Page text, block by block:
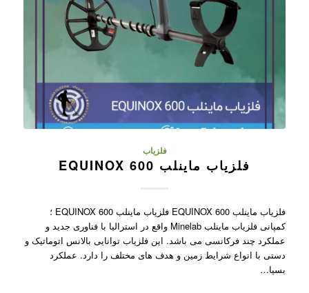
فلزیاب
فلزیاب ماینلب EQUINOX 600
فلزیاب ماینلب EQUINOX 600 فلزیاب ماینلب EQUINOX 600 ؛
کمپانی فلزیاب ماینلب Minelab واقع در استرالیا با فناوری جدید و
عملکرد چند فرکانسی می باشد. این فلزیاب توانایی بالانس اتوماتیک و
دستی با انواع شرایط زمین و هدف های مختلف را دارد. عملکرد
بسیا…